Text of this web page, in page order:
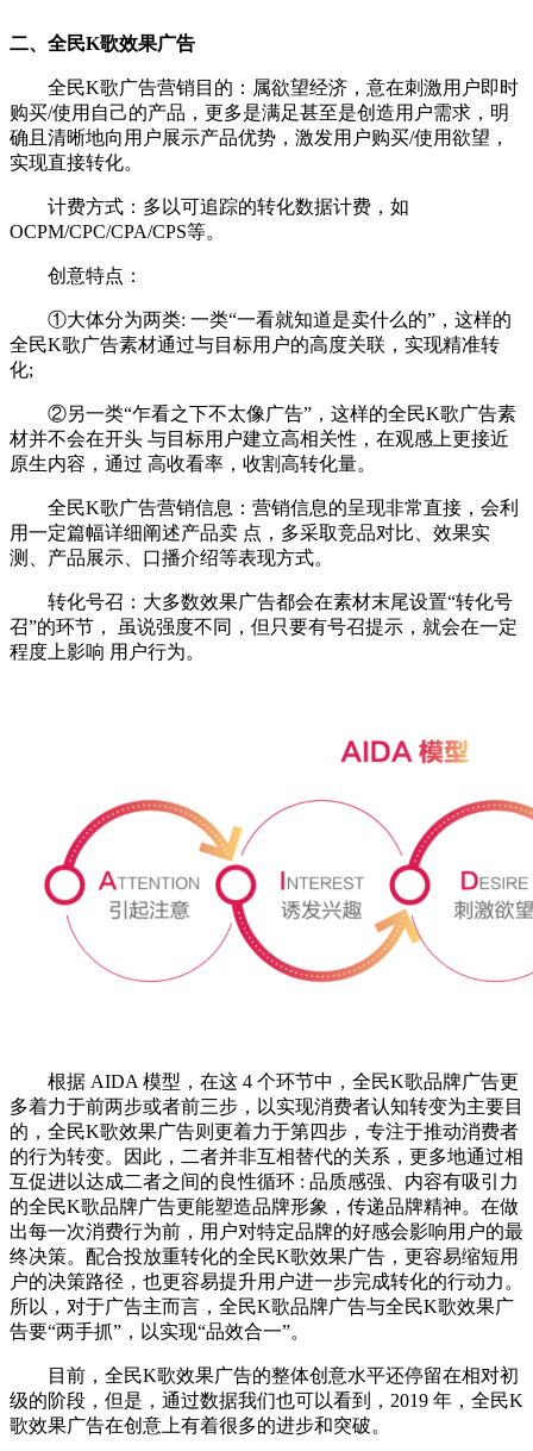
二、全民K歌效果广告
全民K歌广告营销目的： 属欲望经济， 意在刺激用户即时
购买/使用自己的产品，更多是满足甚至是创造用户需求，明
确且清晰地向用户展示产品优势，激发用户购买/使用欲望，
实现直接转化。
计费方式： 多以可追踪的转化数据计费，如
OCPM/CPC/CPA/CPS等。
创意特点：
①大体分为两类: 一类“一看就知道是卖什么的”，这样的
全民K歌广告素材通过与目标用户的高度关联，实现精准转
化;
②另一类“乍看之下不太像广告”，这样的全民K歌广告素
材并不会在开头 与目标用户建立高相关性，在观感上更接近
原生内容，通过 高收看率，收割高转化量。
全民K歌广告营销信息： 营销信息的呈现非常直接，会利
用一定篇幅详细阐述产品卖 点，多采取竞品对比、效果实
测、产品展示、口播介绍等表现方式。
转化号召： 大多数效果广告都会在素材末尾设置“转化号
召”的环节， 虽说强度不同，但只要有号召提示，就会在一定
程度上影响 用户行为。
根据 AIDA 模型，在这 4 个环节中， 全民K歌品牌广告更
多着力于前两步或者前三步，以实现消费者认知转变为主要目
的， 全民K歌效果广告则更着力于第四步，专注于推动消费者
的行为转变。因此，二者并非互相替代的关系，更多地通过相
互促进以达成二者之间的良性循环 : 品质感强、内容有吸引力
的全民K歌品牌广告更能塑造品牌形象，传递品牌精神。在做
出每一次消费行为前，用户对特定品牌的好感会影响用户的最
终决策。配合投放重转化的全民K歌效果广告，更容易缩短用
户的决策路径，也更容易提升用户进一步完成转化的行动力。
所以，对于广告主而言， 全民K歌品牌广告与全民K歌效果广
告要“两手抓”，以实现“品效合一”。
目前， 全民K歌效果广告的整体创意水平还停留在相对初
级的阶段，但是，通过数据我们也可以看到，2019 年， 全民K
歌效果广告在创意上有着很多的进步和突破。